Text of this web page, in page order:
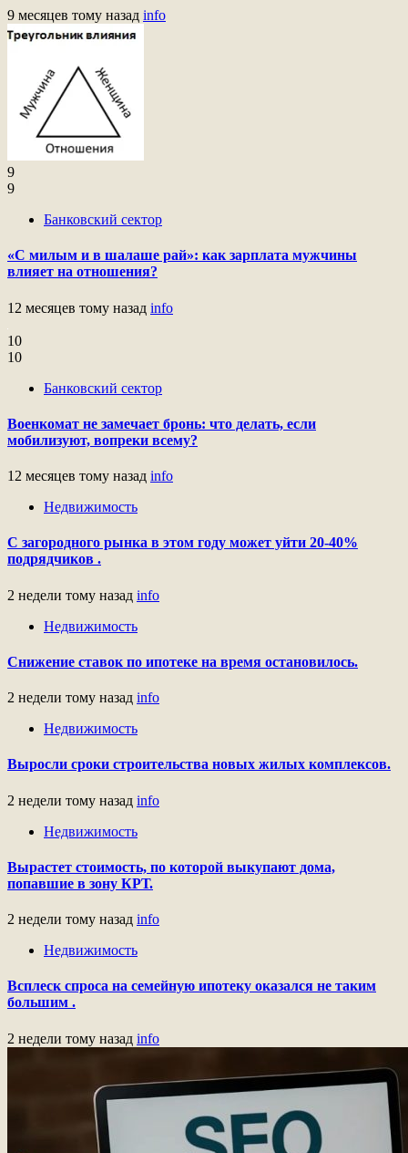
9 месяцев тому назад info
9
9
Банковский сектор
«С милым и в шалаше рай»: как зарплата мужчины
влияет на отношения?
12 месяцев тому назад info
10
10
Банковский сектор
Военкомат не замечает бронь: что делать, если
мобилизуют, вопреки всему?
12 месяцев тому назад info
Недвижимость
С загородного рынка в этом году может уйти 20-40%
подрядчиков .
2 недели тому назад info
Недвижимость
Снижение ставок по ипотеке на время остановилось.
2 недели тому назад info
Недвижимость
Выросли сроки строительства новых жилых комплексов.
2 недели тому назад info
Недвижимость
Вырастет стоимость, по которой выкупают дома,
попавшие в зону КРТ.
2 недели тому назад info
Недвижимость
Всплеск спроса на семейную ипотеку оказался не таким
большим .
2 недели тому назад info